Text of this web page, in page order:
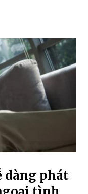
dàng phát